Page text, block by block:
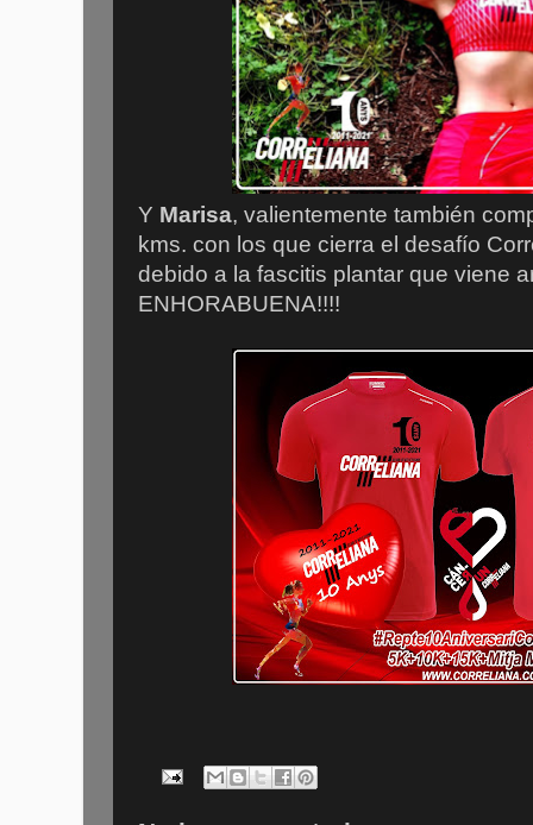
Y Marisa, valientemente también
kms. con los que cierra el desafío
debido a la fascitis plantar que viene
ENHORABUENA!!!!